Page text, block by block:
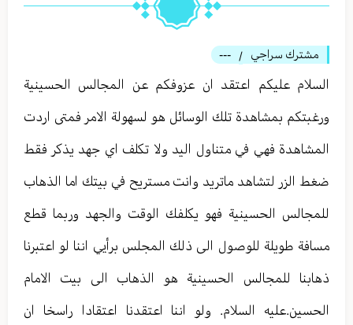
مشترك سراجي /
---
السلام عليكم اعتقد ان عزوفكم عن المجالس الحسينية
ورغبتكم بمشاهدة تلك الوسائل هو لسهولة الامر فمتى اردت
المشاهدة فهي في متناول اليد ولا تكلف اي جهد يذكر فقط
ضغط الزر لتشاهد ماتريد وانت مستريح في بيتك اما الذهاب
للمجالس الحسينية فهو يكلفك الوقت والجهد وربما قطع
مسافة طويلة للوصول الى ذلك المجلس برأيي اننا لو اعتبرنا
ذهابنا للمجالس الحسينية هو الذهاب الى بيت الامام
الحسين.عليه السلام. ولو اننا اعتقدنا اعتقادا راسخا ان